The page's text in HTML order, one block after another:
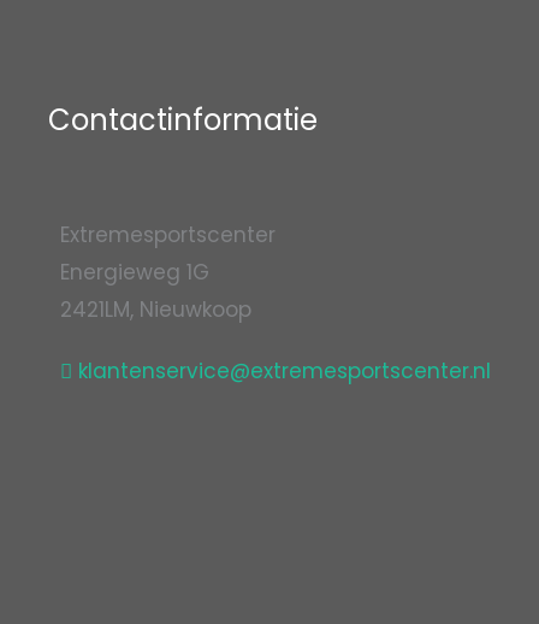
Contactinformatie
Extremesportscenter
Energieweg 1G
2421LM, Nieuwkoop
klantenservice@extremesportscenter.nl